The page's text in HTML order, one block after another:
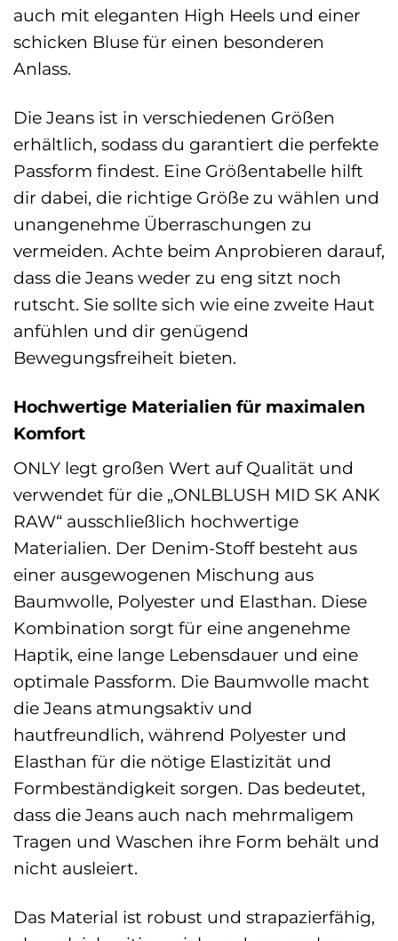
auch mit eleganten High Heels und einer
schicken Bluse für einen besonderen
Anlass.
Die Jeans ist in verschiedenen Größen
erhältlich, sodass du garantiert die perfekte
Passform findest. Eine Größentabelle hilft
dir dabei, die richtige Größe zu wählen und
unangenehme Überraschungen zu
vermeiden. Achte beim Anprobieren darauf,
dass die Jeans weder zu eng sitzt noch
rutscht. Sie sollte sich wie eine zweite Haut
anfühlen und dir genügend
Bewegungsfreiheit bieten.
Hochwertige Materialien für maximalen
Komfort
ONLY legt großen Wert auf Qualität und
verwendet für die „ONLBLUSH MID SK ANK
RAW“ ausschließlich hochwertige
Materialien. Der Denim-Stoff besteht aus
einer ausgewogenen Mischung aus
Baumwolle, Polyester und Elasthan. Diese
Kombination sorgt für eine angenehme
Haptik, eine lange Lebensdauer und eine
optimale Passform. Die Baumwolle macht
die Jeans atmungsaktiv und
hautfreundlich, während Polyester und
Elasthan für die nötige Elastizität und
Formbeständigkeit sorgen. Das bedeutet,
dass die Jeans auch nach mehrmaligem
Tragen und Waschen ihre Form behält und
nicht ausleiert.
Das Material ist robust und strapazierfähig,